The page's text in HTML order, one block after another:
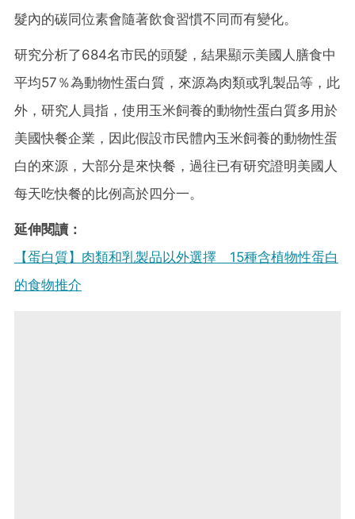
髮內的碳同位素會隨著飲食習慣不同而有變化。
研究分析了684名市民的頭髮，結果顯示美國人膳食中
平均57％為動物性蛋白質，來源為肉類或乳製品等，此
外，研究人員指，使用玉米飼養的動物性蛋白質多用於
美國快餐企業，因此假設市民體內玉米飼養的動物性蛋
白的來源，大部分是來快餐，過往已有研究證明美國人
每天吃快餐的比例高於四分一。
延伸閱讀：
【蛋白質】肉類和乳製品以外選擇 15種含植物性蛋白
的食物推介